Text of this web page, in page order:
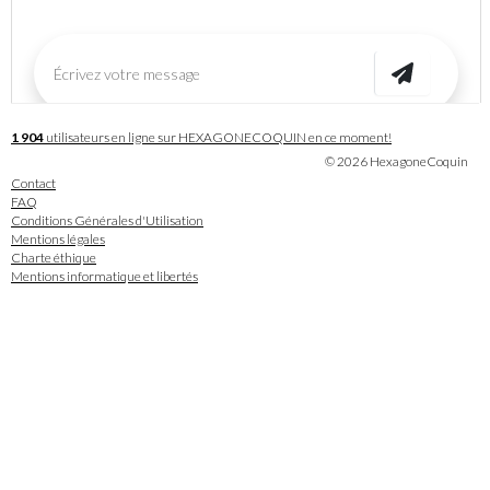
1 904 utilisateurs en ligne sur HEXAGONECOQUIN en ce moment!
© 2026 HexagoneCoquin
Contact
FAQ
Conditions Générales d'Utilisation
Mentions légales
Charte éthique
Mentions informatique et libertés